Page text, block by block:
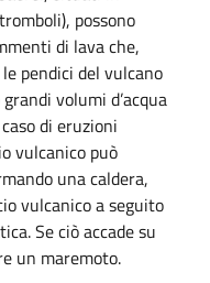
possono
di lava che,
pendici del vulcano
volumi d’acqua
di eruzioni
vulcanico può
una caldera,
vulcanico a seguito
Se ciò accade su
un maremoto.